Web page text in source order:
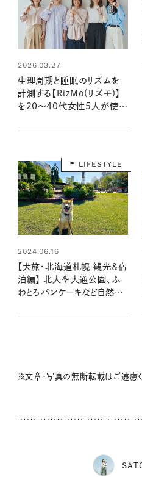
2026.03.27
生理周期と睡眠のリズムを
計測する【RizMo(リズモ)】
を20～40代女性5人が使っ
が！
LIFESTYLE
2024.06.16
【犬旅・北海道札幌 観光＆宿
泊編】 北大や大通公園、ふ
わとろパンケーキなど自然や
るくんの旅日記
※文章・写真の無断転載はご遠慮く